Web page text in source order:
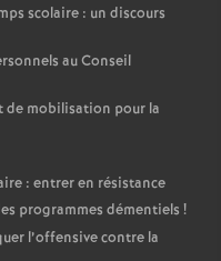
o
u
s
scolaire : un discours
au Conseil
de mobilisation pour la
: entrer en résistance
programmes démentiels !
l’offensive contre la